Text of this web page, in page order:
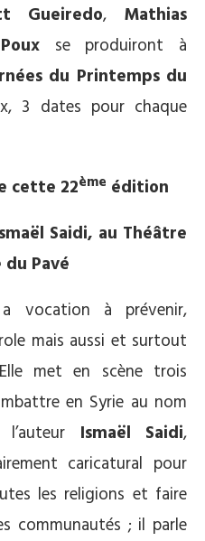
Gueiredo, Mathias
se produiront à
du Printemps du
3 dates pour chaque
cette 22ème édition
Saidi, au Théâtre
Pavé
à prévenir,
mais aussi et surtout
met en scène trois
en Syrie au nom
Ismaël Saidi,
caricatural pour
les religions et faire
communautés ; il parle